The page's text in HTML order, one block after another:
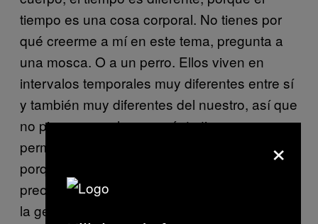
tiempo es una cosa corporal. No tienes por
qué creerme a mí en este tema, pregunta a
una mosca. O a un perro. Ellos viven en
intervalos temporales muy diferentes entre sí
y también muy diferentes del nuestro, así que
no pienses mucho en cuánto tiempo
permanece una persona en ese espacio
porque no existe tiempo por el que
preocuparse. Según mi experiencia, cuando
la gente está en la fase de crisálida no están
×